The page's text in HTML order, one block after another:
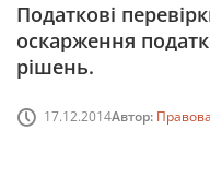
Податкові
оскарження
рішень.
17.12.2014Автор: